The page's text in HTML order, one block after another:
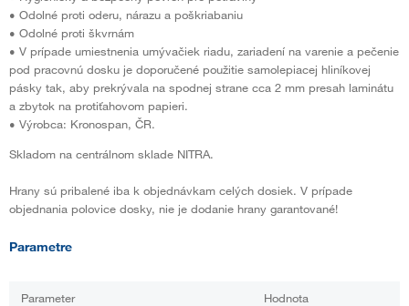
• Odolné proti oderu, nárazu a poškriabaniu
• Odolné proti škvrnám
• V prípade umiestnenia umývačiek riadu, zariadení na varenie a pečenie
pod pracovnú dosku je doporučené použitie samolepiacej hliníkovej
pásky tak, aby prekrývala na spodnej strane cca 2 mm presah laminátu
a zbytok na protiťahovom papieri.
• Výrobca: Kronospan, ČR.
Skladom na centrálnom sklade NITRA.
Hrany sú pribalené iba k objednávkam celých dosiek. V prípade
objednania polovice dosky, nie je dodanie hrany garantované!
Parametre
Parameter Hodnota